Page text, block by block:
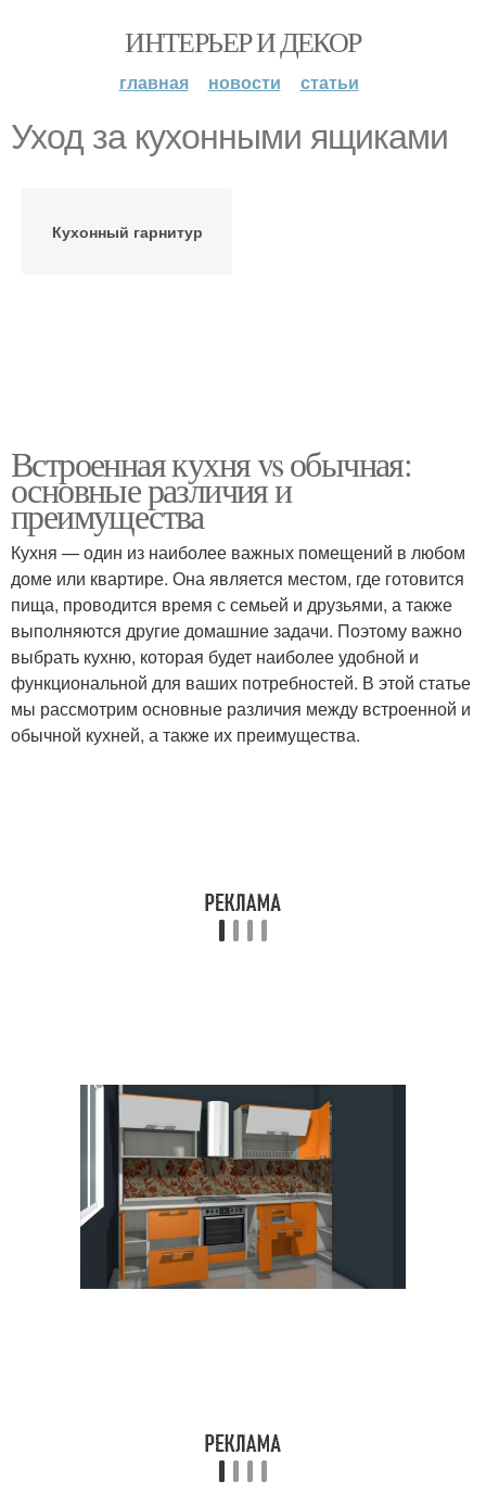
ИНТЕРЬЕР И ДЕКОР
главная новости статьи
Уход за кухонными ящиками
Кухонный гарнитур
Встроенная кухня vs обычная:
основные различия и
преимущества
Кухня — один из наиболее важных помещений в любом
доме или квартире. Она является местом, где готовится
пища, проводится время с семьей и друзьями, а также
выполняются другие домашние задачи. Поэтому важно
выбрать кухню, которая будет наиболее удобной и
функциональной для ваших потребностей. В этой статье
мы рассмотрим основные различия между встроенной и
обычной кухней, а также их преимущества.